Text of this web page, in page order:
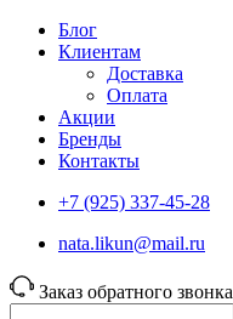
Блог
Клиентам
Доставка
Оплата
Акции
Бренды
Контакты
+7 (925) 337-45-28
nata.likun@mail.ru
Заказ обратного звонка